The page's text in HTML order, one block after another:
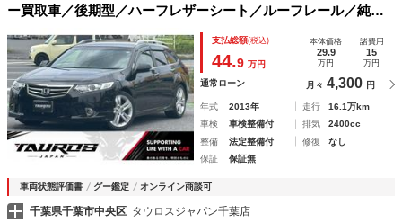
ー買取車／後期型／ハーフレザーシート／ルーフレール／純正
ナビ／バックカメラ／オートクルーズコントロール／ＥＴＣ車
載器／パワーシート／ＨＩＤヘッドライト／フルフラット／キ
ーレスエントリ／スペアキー
支払総額(税込)
44.9 万円
本体価格
29.9
万円
諸費用
15
万円
通常ローン 月々 4,300 円
年式 2013年 走行
16.1万km
車検
車検整備付 排気
2400cc
整備
法定整備付 修復
なし
保証
保証無
車両状態評価書 グー鑑定 オンライン商談可
千葉県千葉市中央区 タウロスジャパン千葉店